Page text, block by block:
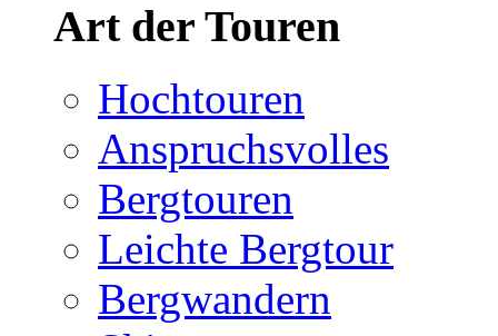
Art der Touren
Hochtouren
Anspruchsvolles
Bergtouren
Leichte Bergtour
Bergwandern